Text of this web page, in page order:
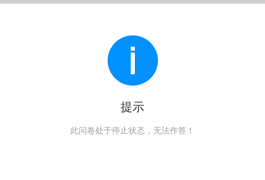
提示
此问卷处于停止状态，无法作答！